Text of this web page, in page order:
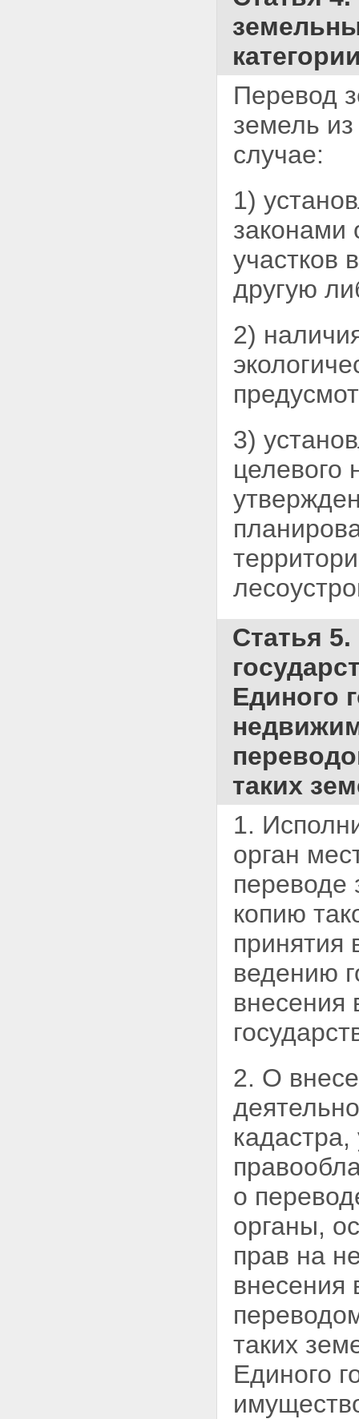
Перевод
земель
случае:
1)
законами
участков
другую
2)
3)
целевого
Статья
Единого
таких
1.
орган
копию
принятия
ведению
внесения
2. О
о
органы,
прав на
внесения
таких
Единого